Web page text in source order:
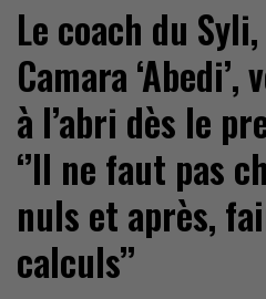
Le coach du
Camara
à l’abri dès le
‘’Il ne faut pas
nuls et après,
calculs’’